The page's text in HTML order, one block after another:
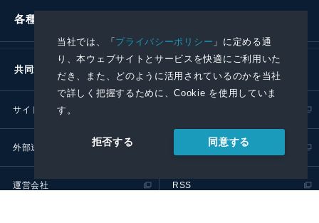
当社では、「プライバシーポリシー 」に定める通
り、本ウェブサイトとサービスを快適にご利用いた
だき、また、どのように活用されているのかを当社
で詳しく把握するために、Cookie を使用していま
す。
拒否する 同意する
各種お問い合わせ
共同通信社グループ
サイトポリシー
外部送信ポリシー プレスリリース取扱基準
運営会社 RSS